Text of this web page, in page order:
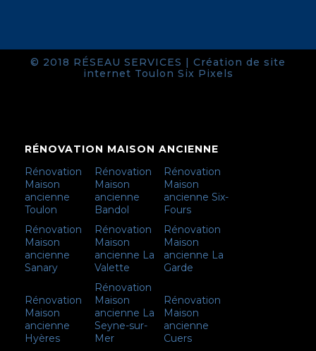
© 2018 RÉSEAU SERVICES | Création de site
internet Toulon Six Pixels
RÉNOVATION MAISON ANCIENNE
Rénovation
Maison
ancienne
Toulon
Rénovation
Maison
ancienne
Bandol
Rénovation
Maison
ancienne Six-
Fours
Rénovation
Maison
ancienne
Sanary
Rénovation
Maison
ancienne La
Valette
Rénovation
Maison
ancienne La
Garde
Rénovation
Maison
ancienne
Hyères
Rénovation
Maison
ancienne La
Seyne-sur-
Mer
Rénovation
Maison
ancienne
Cuers